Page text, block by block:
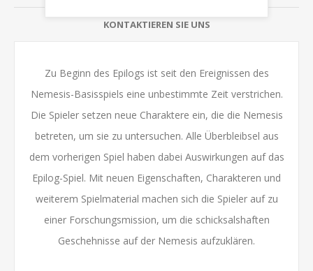
KONTAKTIEREN SIE UNS
Zu Beginn des Epilogs ist seit den Ereignissen des
Nemesis-Basisspiels eine unbestimmte Zeit verstrichen.
Die Spieler setzen neue Charaktere ein, die die Nemesis
betreten, um sie zu untersuchen. Alle Überbleibsel aus
dem vorherigen Spiel haben dabei Auswirkungen auf das
Epilog-Spiel. Mit neuen Eigenschaften, Charakteren und
weiterem Spielmaterial machen sich die Spieler auf zu
einer Forschungsmission, um die schicksalshaften
Geschehnisse auf der Nemesis aufzuklären.